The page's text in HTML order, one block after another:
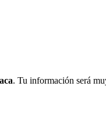
. Tu información será